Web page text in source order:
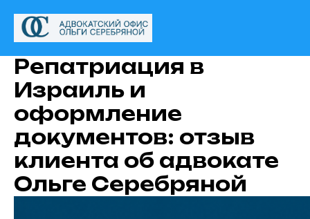
Репатриация в
Израиль и
оформление
документов: отзыв
клиента об адвокате
Ольге Серебряной